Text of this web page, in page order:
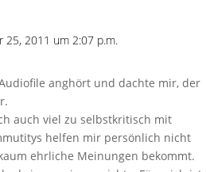
25, 2011 um 2:07 p.m.
anghört und dachte mir, der
auch viel zu selbstkritisch mit
helfen mir persönlich nicht
ehrliche Meinungen bekommt.